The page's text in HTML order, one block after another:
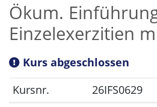
Ökum.
Einzelexerzitien
Kurs abgeschlossen
Kursnr.
26IFS0629